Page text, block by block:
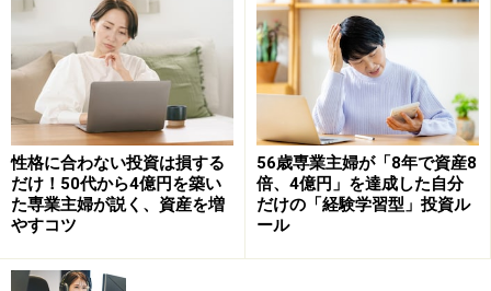
Amazonで資産運用の書籍をチェック！
楽天市場で資産運用関連の書籍をチェック！
【編集部からのお知らせ】
・「家計」について、アンケート（2026/8/31まで）を実施
中です！
※抽選で20名にAmazonギフト券1000円分プレゼント
なります
性格に合わない投資は損する
だけ！50代から4億円を築い
た専業主婦が説く、資産を増
やすコツ
56歳専業主婦が「8年で資産8
倍、4億円」を達成した自分
だけの「経験学習型」投資ル
ール